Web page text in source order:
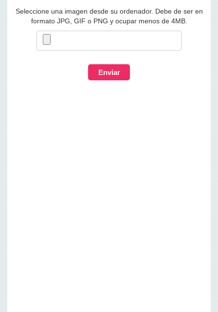
Seleccione una imagen desde su ordenador. Debe de ser en
formato JPG, GIF o PNG y ocupar menos de 4MB.